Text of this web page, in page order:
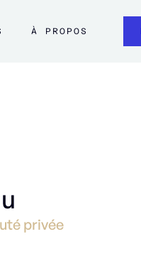
À PROPOS
privée